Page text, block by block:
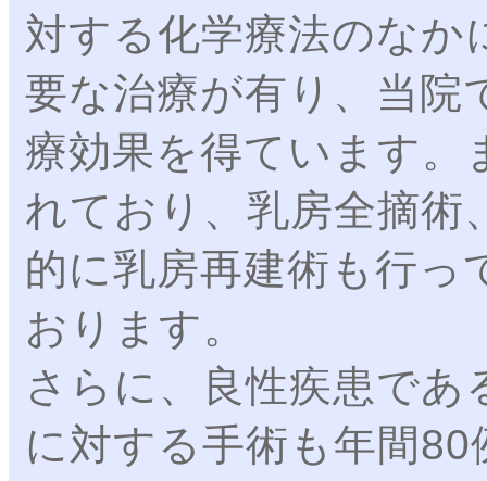
対する化学療法のなか
要な治療が有り、当院
療効果を得ています。
れており、乳房全摘術
的に乳房再建術も行っ
おります。
さらに、良性疾患であ
に対する手術も年間